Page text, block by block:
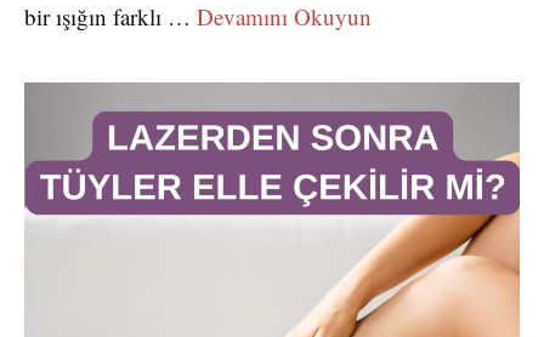
bir ışığın farklı … Devamını Okuyun